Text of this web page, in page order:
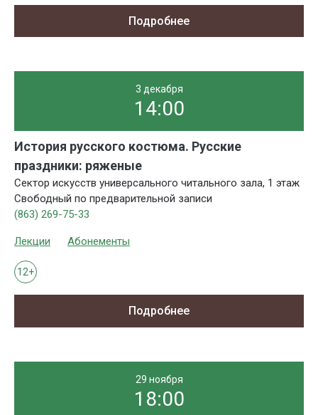
Подробнее
3 декабря
14:00
История русского костюма. Русские
праздники: ряженые
Сектор искусств универсального читального зала, 1 этаж
Свободный по предварительной записи
(863) 269-75-33
Лекции Абонементы
12+
Подробнее
29 ноября
18:00